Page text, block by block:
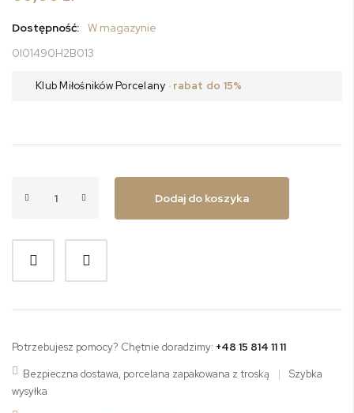
Dostępność:
W magazynie
0I01490H2B013
Klub Miłośników Porcelany · rabat do 15%
Dodaj do koszyka
Potrzebujesz pomocy? Chętnie doradzimy: +48 15 814 11 11
Bezpieczna dostawa, porcelana zapakowana z troską
|
Szybka
wysyłka